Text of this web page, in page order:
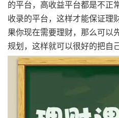
的平台，高收益平台都是不正
收录的平台，这样才能保证理
果你现在需要理财，那么可以
规划，这样就可以很好的把自